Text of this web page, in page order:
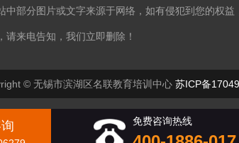
中部分图片或文字来源于网络，如有侵犯到您的权益
请来电告知，我们立即删除！
© 无锡市滨湖区名联教育培训中心 苏ICP备
免费咨询热线